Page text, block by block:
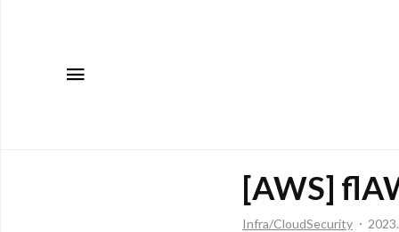
[AWS]
Infra/CloudSecurity